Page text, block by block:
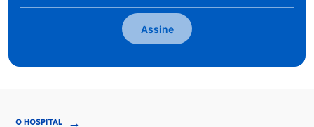
Assine
O HOSPITAL →